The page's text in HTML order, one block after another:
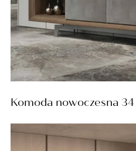
Komoda nowoczesna 34